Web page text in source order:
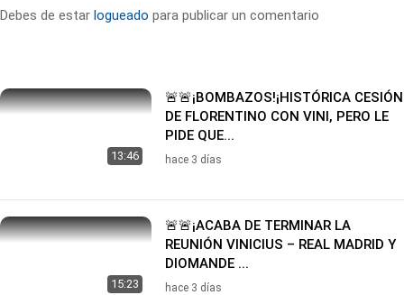
Debes de estar logueado para publicar un comentario
13:46
🚨🚨¡BOMBAZOS!¡HISTÓRICA CESIÓN
DE FLORENTINO CON VINI, PERO LE
PIDE QUE...
hace 3 días
15:23
🚨🚨¡ACABA DE TERMINAR LA
REUNIÓN VINICIUS – REAL MADRID Y
DIOMANDE ...
hace 3 días